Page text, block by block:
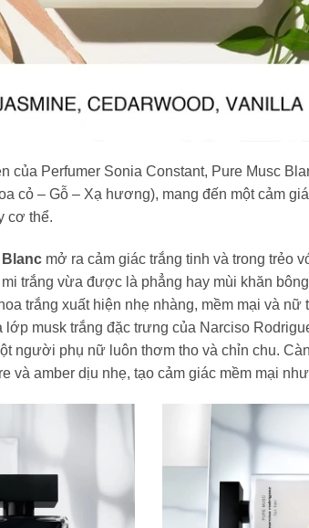
của Perfumer Sonia Constant, Pure Musc
cỏ – Gỗ – Xạ hương), mang đến một cảm
cơ thể.
Blancmở ra cảm giác trắng tinh và trong trẻo
trắng vừa được là phẳng hay mùi khăn
trắng xuất hiện nhẹ nhàng, mềm mại và nữ
lớp musk trắng đặc trưng của Narciso
người phụ nữ luôn thơm tho và chỉn chu.
và amber dịu nhẹ, tạo cảm giác mềm mại